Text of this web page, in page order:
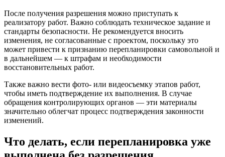
После получения разрешения можно приступать к
реализатору работ. Важно соблюдать техническое задание и
стандарты безопасности. Не рекомендуется вносить
изменения, не согласованные с проектом, поскольку это
может привести к признанию перепланировки самовольной и
в дальнейшем — к штрафам и необходимости
восстановительных работ.
Также важно вести фото- или видеосъемку этапов работ,
чтобы иметь подтверждение их выполнения. В случае
обращения контролирующих органов — эти материалы
значительно облегчат процесс подтверждения законности
изменений.
Что делать, если перепланировка уже